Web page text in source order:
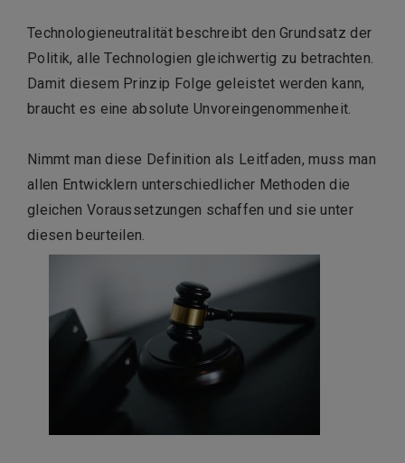
Technologieneutralität beschreibt den Grundsatz der
Politik, alle Technologien gleichwertig zu betrachten.
Damit diesem Prinzip Folge geleistet werden kann,
braucht es eine absolute Unvoreingenommenheit.
Nimmt man diese Definition als Leitfaden, muss man
allen Entwicklern unterschiedlicher Methoden die
gleichen Voraussetzungen schaffen und sie unter
diesen beurteilen.